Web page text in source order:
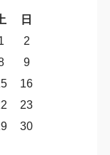
日
2
9
16
23
30